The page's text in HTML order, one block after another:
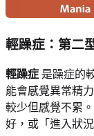
輕躁症：第二
輕躁症 是躁症的
能會感覺異常精
較少但感覺不累
好，或「進入狀況